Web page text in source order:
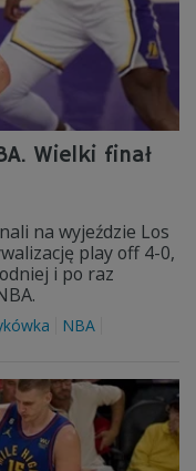
Wielki finał
na wyjeździe Los
play off 4-0,
i po raz
NBA